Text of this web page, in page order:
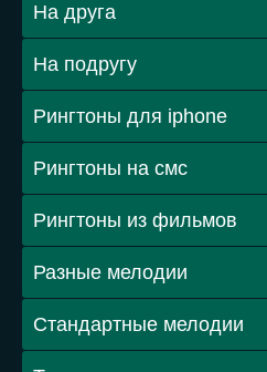
На друга
На подругу
Рингтоны для iphone
Рингтоны на смс
Рингтоны из фильмов
Разные мелодии
Стандартные мелодии